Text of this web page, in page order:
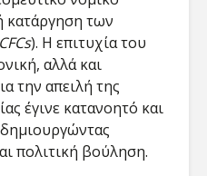
κατάργηση των
CFCs). Η επιτυχία του
αλλά και
την απειλή της
έγινε κατανοητό και
δημιουργώντας
πολιτική βούληση.